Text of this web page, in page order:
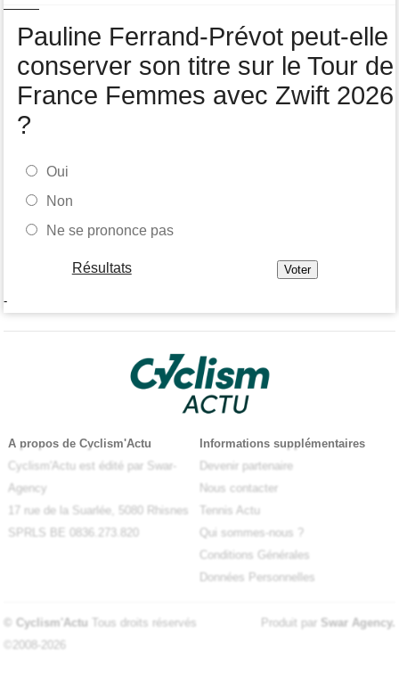
Pauline Ferrand-Prévot peut-elle
conserver son titre sur le Tour de
France Femmes avec Zwift 2026
?
Oui
Non
Ne se prononce pas
Résultats
-
A propos de Cyclism'Actu
Cyclism'Actu est édité par Swar-
Agency
17 rue de la Suarlée, 5080 Rhisnes
SPRLS BE 0836.273.820
Informations supplémentaires
Devenir partenaire
Nous contacter
Tennis Actu
Qui sommes-nous ?
Conditions Générales
Données Personnelles
© Cyclism'Actu Tous droits réservés
©2008-2026
Produit par Swar Agency.